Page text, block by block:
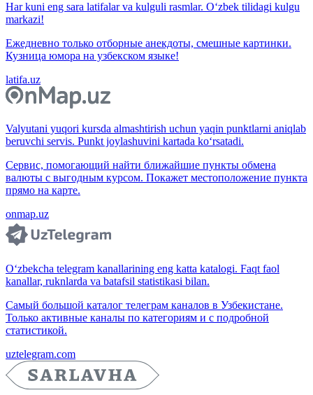
Har kuni eng sara latifalar va kulguli rasmlar. O‘zbek tilidagi kulgu
markazi!
Ежедневно только отборные анекдоты, смешные картинки.
Кузница юмора на узбекском языке!
latifa.uz
Valyutani yuqori kursda almashtirish uchun yaqin punktlarni aniqlab
beruvchi servis. Punkt joylashuvini kartada ko‘rsatadi.
Сервис, помогающий найти ближайшие пункты обмена
валюты с выгодным курсом. Покажет местоположение пункта
прямо на карте.
onmap.uz
O‘zbekcha telegram kanallarining eng katta katalogi. Faqt faol
kanallar, ruknlarda va batafsil statistikasi bilan.
Самый большой каталог телеграм каналов в Узбекистане.
Только активные каналы по категориям и с подробной
статистикой.
uztelegram.com